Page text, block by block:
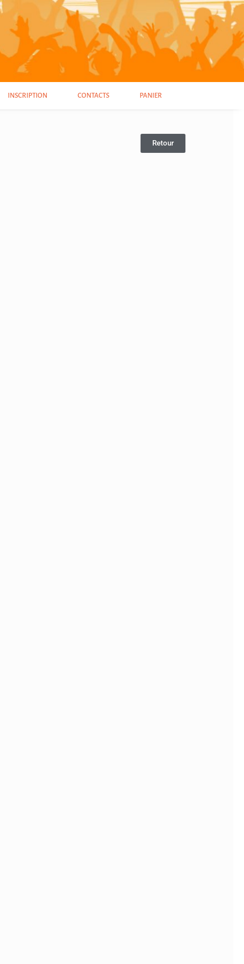
INSCRIPTION CONTACTS PANIER
Retour